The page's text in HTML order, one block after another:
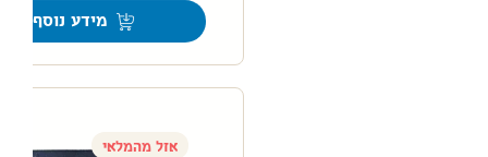
מידע נוסף
אזל מהמלאי